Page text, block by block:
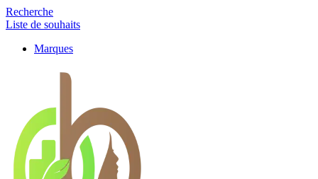
Recherche
Liste de souhaits
Marques